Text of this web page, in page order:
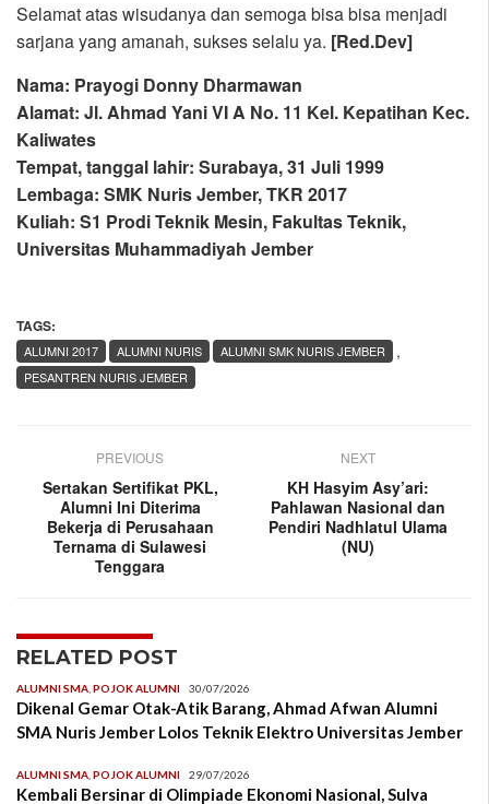
Selamat atas wisudanya dan semoga bisa bisa menjadi
sarjana yang amanah, sukses selalu ya. [Red.Dev]
Nama: Prayogi Donny Dharmawan
Alamat: Jl. Ahmad Yani VI A No. 11 Kel. Kepatihan Kec.
Kaliwates
Tempat, tanggal lahir: Surabaya, 31 Juli 1999
Lembaga: SMK Nuris Jember, TKR 2017
Kuliah: S1 Prodi Teknik Mesin, Fakultas Teknik,
Universitas Muhammadiyah Jember
TAGS:
,
ALUMNI 2017 ALUMNI NURIS
ALUMNI SMK NURIS JEMBER
PESANTREN NURIS JEMBER
PREVIOUS
Sertakan Sertifikat PKL,
Alumni Ini Diterima
Bekerja di Perusahaan
Ternama di Sulawesi
Tenggara
NEXT
KH Hasyim Asy’ari:
Pahlawan Nasional dan
Pendiri Nadhlatul Ulama
(NU)
RELATED POST
ALUMNI SMA POJOK ALUMNI 30/07/2026
Dikenal Gemar Otak-Atik Barang, Ahmad Afwan Alumni
SMA Nuris Jember Lolos Teknik Elektro Universitas Jember
ALUMNI SMA POJOK ALUMNI 29/07/2026
Kembali Bersinar di Olimpiade Ekonomi Nasional, Sulva